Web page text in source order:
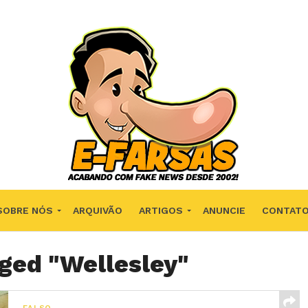
NÓS ARQUIVÃO ARTIGOS ANUNCIE CONTATO
"Wellesley"